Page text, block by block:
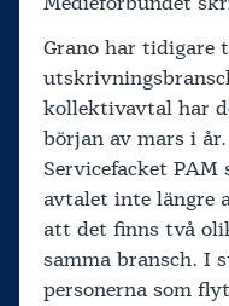
Grano har tidigare
kollektivavtal har
början av mars i
Servicefacket
avtalet inte längre
att det finns två
samma bransch. I
personerna som